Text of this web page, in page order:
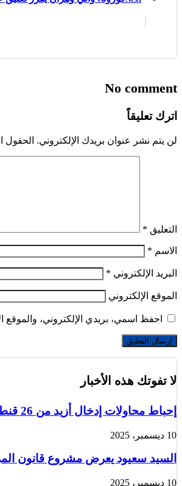
No comment
اترك تعليقاً
لن يتم نشر عنوان بريدك الإلكتروني. الحقول
التعليق *
الاسم *
البريد الإلكتروني *
الموقع الإلكتروني
احفظ اسمي، بريدي الإلكتروني، والموقع
لا تفوتك هذه الأخبار
إحباط محاولات إدخال أزيد من 26 قنطارا من الكيف المعالج عبر الحدود مع المغرب خلال أسبوع
10 ديسمبر، 2025
السيد سعيود يعرض مشروع قانون
10 ديسمبر، 2025